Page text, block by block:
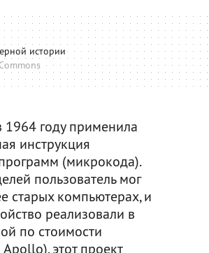
истории
1964 году применила
инструкция
(микрокода).
пользователь мог
старых компьютерах, и
реализовали в
по стоимости
этот проект